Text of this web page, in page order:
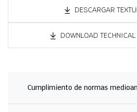
DESCARGAR
DOWNLOAD
Cumplimiento de normas